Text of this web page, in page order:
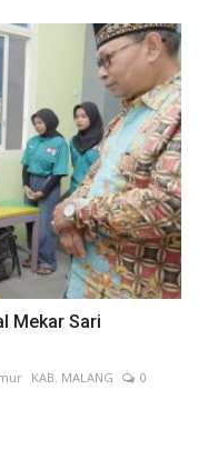
Mekar Sari
KAB. MALANG
0